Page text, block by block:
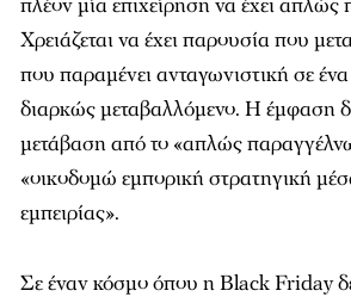
πλέον μία επιχείρηση να έχει απλώς
Χρειάζεται να έχει παρουσία που
που παραμένει ανταγωνιστική σε
διαρκώς μεταβαλλόμενο. Η έμφαση
μετάβαση από το «απλώς
«οικοδομώ εμπορική στρατηγική
εμπειρίας».
Σε έναν κόσμο όπου η Black Friday